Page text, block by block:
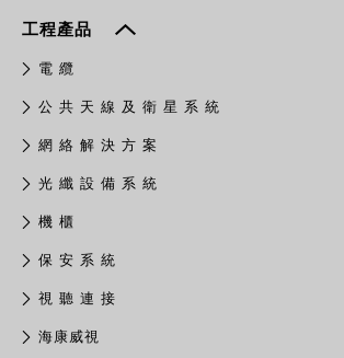
工程產品
電 纜
公 共 天 線 及 衛 星 系 統
網 絡 解 決 方 案
光 纖 設 備 系 統
機 櫃
保 安 系 統
視 聽 連 接
​海康威視